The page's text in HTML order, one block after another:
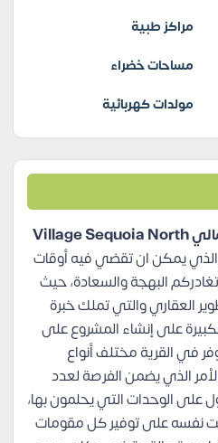
مراكز طبية
مساحات خضراء
مولدات كهربائية
قرية سيكويا الساحل الشمالي Village Sequoia North
الذي يمكن ان تقضي فيه أوقات
البهجة والسعادة، حيث
العقاري والتي تملك خبرة
على إنشاء المشروع على
في القرية مختلف أنواع
الذي يضمن الفرصة لعدد
على الوحدات التي يحلمون بها،
نفسه على توفير كل مقومات